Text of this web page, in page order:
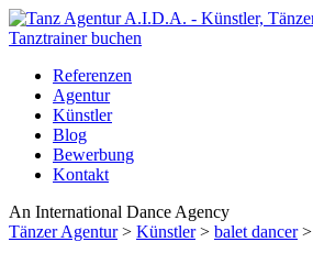
Referenzen
Agentur
Künstler
Blog
Bewerbung
Kontakt
An International Dance Agency
Tänzer Agentur> Künstler> balet dancer>